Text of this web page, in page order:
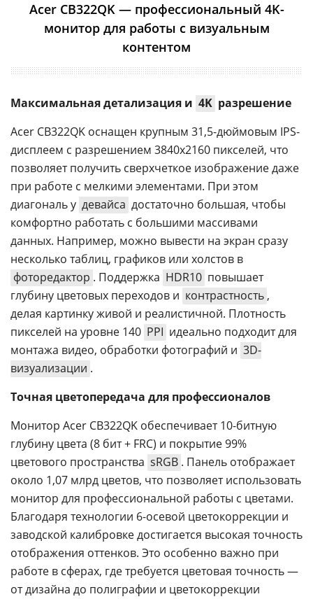
Acer CB322QK — профессиональный 4K-
монитор для работы с визуальным
контентом
Максимальная детализация и 4K разрешение
Acer CB322QK оснащен крупным 31,5-дюймовым IPS-
дисплеем с разрешением 3840x2160 пикселей, что
позволяет получить сверхчеткое изображение даже
при работе с мелкими элементами. При этом
диагональ у девайса достаточно большая, чтобы
комфортно работать с большими массивами
данных. Например, можно вывести на экран сразу
несколько таблиц, графиков или холстов в
фоторедактор . Поддержка HDR10 повышает
глубину цветовых переходов и контрастность ,
делая картинку живой и реалистичной. Плотность
пикселей на уровне 140 PPI идеально подходит для
монтажа видео, обработки фотографий и 3D-
визуализации .
Точная цветопередача для профессионалов
Монитор Acer CB322QK обеспечивает 10-битную
глубину цвета (8 бит + FRC) и покрытие 99%
цветового пространства sRGB . Панель отображает
около 1,07 млрд цветов, что позволяет использовать
монитор для профессиональной работы с цветами.
Благодаря технологии 6-осевой цветокоррекции и
заводской калибровке достигается высокая точность
отображения оттенков. Это особенно важно при
работе в сферах, где требуется цветовая точность —
от дизайна до полиграфии и цветокоррекции